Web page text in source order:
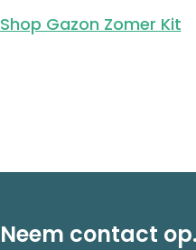
Shop Gazon Zomer Kit
Neem contact op.